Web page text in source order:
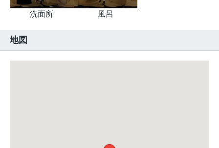
洗面所 風呂
地図